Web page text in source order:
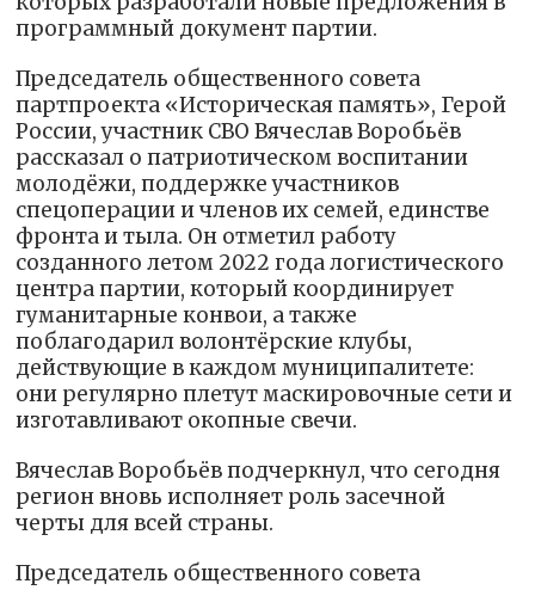
программный документ партии.
Председатель общественного совета
партпроекта «Историческая память», Герой
России, участник СВО Вячеслав Воробьёв
рассказал о патриотическом воспитании
молодёжи, поддержке участников
спецоперации и членов их семей, единстве
фронта и тыла. Он отметил работу
созданного летом 2022 года логистического
центра партии, который координирует
гуманитарные конвои, а также
поблагодарил волонтёрские клубы,
действующие в каждом муниципалитете:
они регулярно плетут маскировочные сети и
изготавливают окопные свечи.
Вячеслав Воробьёв подчеркнул, что сегодня
регион вновь исполняет роль засечной
черты для всей страны.
Председатель общественного совета